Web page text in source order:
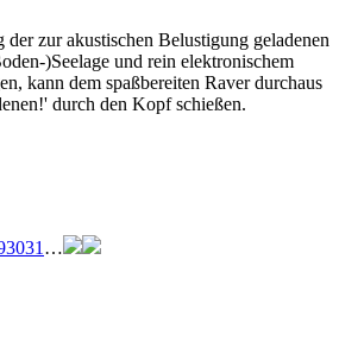
zur akustischen Belustigung geladenen
)Seelage und rein elektronischem
kann dem spaßbereiten Raver durchaus
durch den Kopf schießen.
3031 …